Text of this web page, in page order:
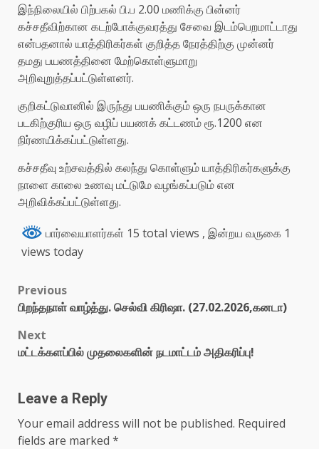
இந்நிலையில் பிற்பகல் பி.ப 2.00 மணிக்கு பின்னர்
கச்சதீவிற்கான கடற்போக்குவரத்து சேவை இடம்பெறமாட்டாது
என்பதனால் யாத்திரிகர்கள் குறித்த நேரத்திற்கு முன்னர்
தமது பயணத்தினை மேற்கொள்ளுமாறு
அறிவுறுத்தப்பட்டுள்ளனர்.
குறிகட்டுவானில் இருந்து பயணிக்கும் ஒரு நபருக்கான
படகிற்குரிய ஒரு வழிப் பயணக் கட்டணம் ரூ.1200 என
நிர்ணயிக்கப்பட்டுள்ளது.
கச்சதீவு உற்சவத்தில் கலந்து கொள்ளும் யாத்திரிகர்களுக்கு
நாளை காலை உணவு மட்டுமே வழங்கப்படும் என
அறிவிக்கப்பட்டுள்ளது.
பார்வையாளர்கள் 15 total views , இன்றய வருகை 1
views today
Previous
பிறந்தநாள் வாழ்த்து. செல்வி கிரிஷா. (27.02.2026,கனடா)
Next
மட்டக்களப்பில் முதலைகளின் நடமாட்டம் அதிகரிப்பு!
Leave a Reply
Your email address will not be published. Required
fields are marked *